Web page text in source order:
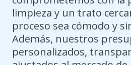
limpieza y un trato
proceso sea cómodo y
Además, nuestros
personalizados,